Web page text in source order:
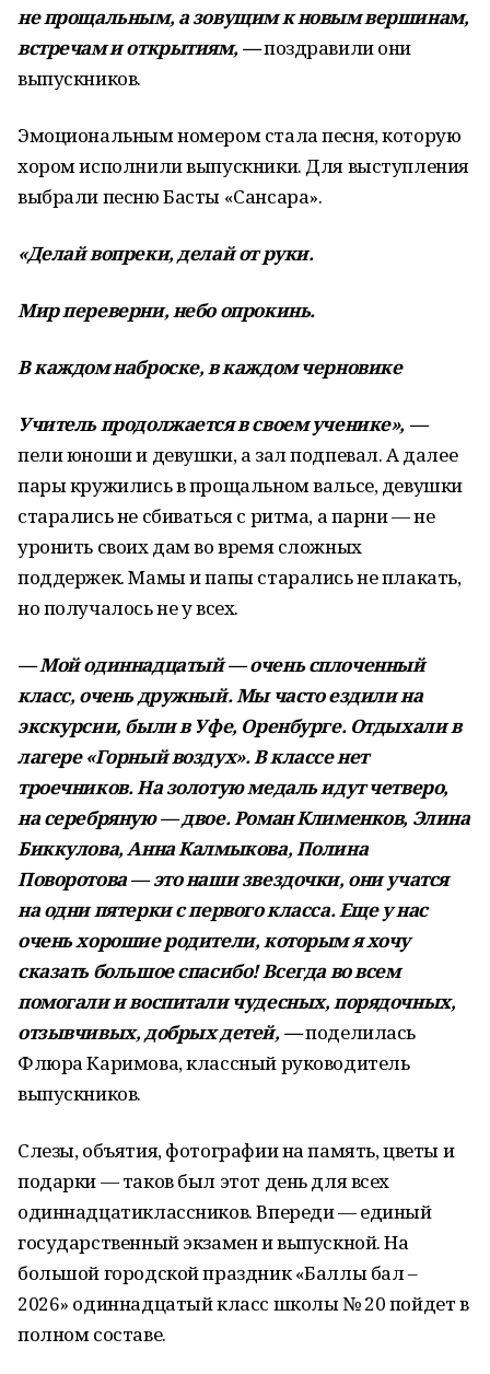
не прощальным, а зовущим к новым вершинам,
встречам и открытиям, —поздравили они
выпускников.
Эмоциональным номером стала песня, которую
хором исполнили выпускники. Для выступления
выбрали песню Басты «Сансара».
«Делай вопреки, делай от руки.
Мир переверни, небо опрокинь.
В каждом наброске, в каждом черновике
Учитель продолжается в своем ученике», —
пели юноши и девушки, а зал подпевал. А далее
пары кружились в прощальном вальсе, девушки
старались не сбиваться с ритма, а парни — не
уронить своих дам во время сложных
поддержек. Мамы и папы старались не плакать,
но получалось не у всех.
— Мой одиннадцатый — очень сплоченный
класс, очень дружный. Мы часто ездили на
экскурсии, были в Уфе, Оренбурге. Отдыхали в
лагере «Горный воздух». В классе нет
троечников. На золотую медаль идут четверо,
на серебряную — двое. Роман Клименков, Элина
Биккулова, Анна Калмыкова, Полина
Поворотова — это наши звездочки, они учатся
на одни пятерки с первого класса. Еще у нас
очень хорошие родители, которым я хочу
сказать большое спасибо! Всегда во всем
помогали и воспитали чудесных, порядочных,
отзывчивых, добрых детей, —поделилась
Флюра Каримова, классный руководитель
выпускников.
Слезы, объятия, фотографии на память, цветы и
подарки — таков был этот день для всех
одиннадцатиклассников. Впереди — единый
государственный экзамен и выпускной. На
большой городской праздник «Баллы бал –
2026» одиннадцатый класс школы № 20 пойдет в
полном составе.